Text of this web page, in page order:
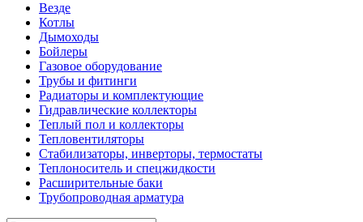
Везде
Котлы
Дымоходы
Бойлеры
Газовое оборудование
Трубы и фитинги
Радиаторы и комплектующие
Гидравлические коллекторы
Теплый пол и коллекторы
Тепловентиляторы
Стабилизаторы, инверторы, термостаты
Теплоноситель и спецжидкости
Расширительные баки
Трубопроводная арматура